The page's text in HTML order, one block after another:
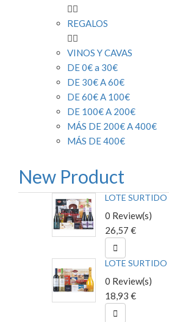

REGALOS

VINOS Y CAVAS
DE 0€ a 30€
DE 30€ A 60€
DE 60€ A 100€
DE 100€ A 200€
MÁS DE 200€ A 400€
MÁS DE 400€
New Product
LOTE SURTIDO
0 Review(s)
26,57 €

LOTE SURTIDO
0 Review(s)
18,93 €
